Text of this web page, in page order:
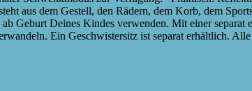
aus dem Gestell, den Rädern, dem Korb, dem
Geburt Deines Kindes verwenden. Mit einer
Ein Geschwistersitz ist separat erhältlich.